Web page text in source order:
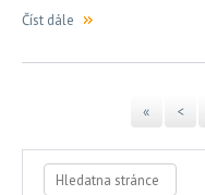
Číst dále
« <